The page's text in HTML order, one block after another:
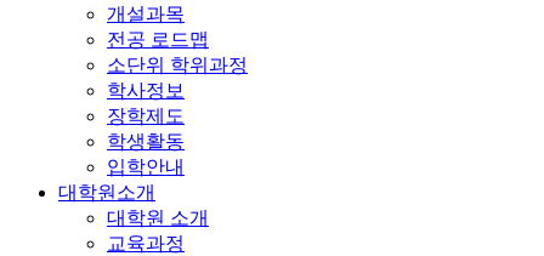
개설과목
전공 로드맵
소단위 학위과정
학사정보
장학제도
학생활동
입학안내
대학원소개
대학원 소개
교육과정